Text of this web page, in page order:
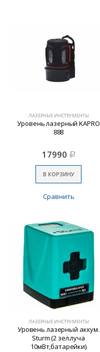
ЛАЗЕРНЫЕ ИНСТРУМЕНТЫ
Уровень лазерный KAPRO
888
17990 Р
В КОРЗИНУ
Сравнить
ЛАЗЕРНЫЕ ИНСТРУМЕНТЫ
Уровень лазерный аккум.
Sturm (2 зел.луча
10мВт,батарейки)